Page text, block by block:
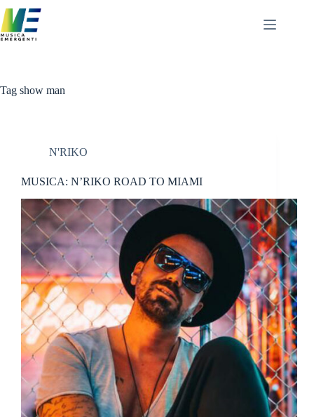
al
contenuto
Tag show man
N'RIKO
MUSICA: N’RIKO ROAD TO MIAMI